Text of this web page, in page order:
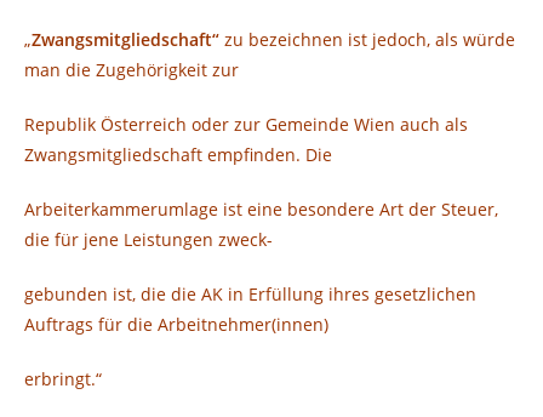
„Zwangsmitgliedschaft“ zu bezeichnen ist jedoch, als würde
man die Zugehörigkeit zur
Republik Österreich oder zur Gemeinde Wien auch als
Zwangsmitgliedschaft empfinden. Die
Arbeiterkammerumlage ist eine besondere Art der Steuer,
die für jene Leistungen zweck-
gebunden ist, die die AK in Erfüllung ihres gesetzlichen
Auftrags für die Arbeitnehmer(innen)
erbringt.“